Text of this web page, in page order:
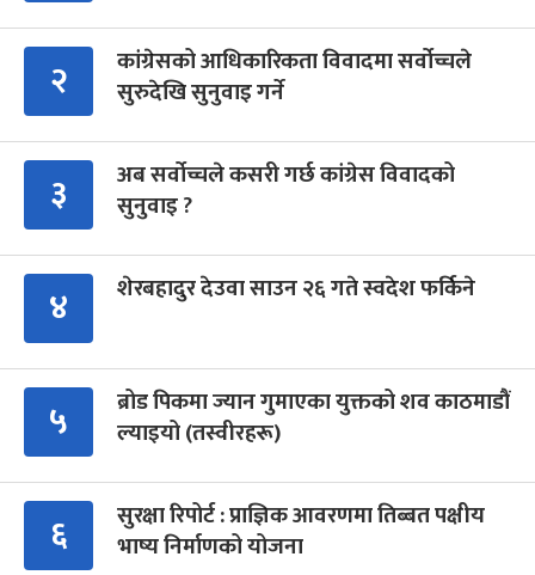
२
कांग्रेसको आधिकारिकता विवादमा सर्वोच्चले
सुरुदेखि सुनुवाइ गर्ने
३
अब सर्वोच्चले कसरी गर्छ कांग्रेस विवादको
सुनुवाइ ?
४ शेरबहादुर देउवा साउन २६ गते स्वदेश फर्किने
५
ब्रोड पिकमा ज्यान गुमाएका युक्तको शव काठमाडौं
ल्याइयो (तस्वीरहरू)
६
सुरक्षा रिपोर्ट : प्राज्ञिक आवरणमा तिब्बत पक्षीय
भाष्य निर्माणको योजना